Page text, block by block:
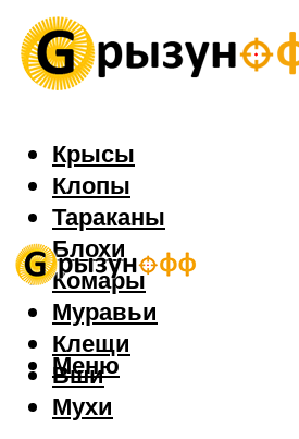
Крысы
Клопы
Тараканы
Блохи
Комары
Муравьи
Клещи
Вши
Мухи
Меню